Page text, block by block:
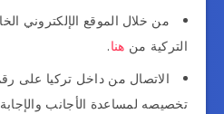
من خلال الموقع الإلكتروني
التركية من هنا.
تخصيصه لمساعدة الأجانب